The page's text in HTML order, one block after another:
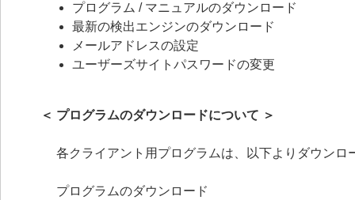
プログラム / マニュアルのダウンロード
最新の検出エンジンのダウンロード
メールアドレスの設定
ユーザーズサイトパスワードの変更
＜ プログラムのダウンロードについて ＞
各クライアント用プログラムは、以下よりダウンロ
プログラムのダウンロード